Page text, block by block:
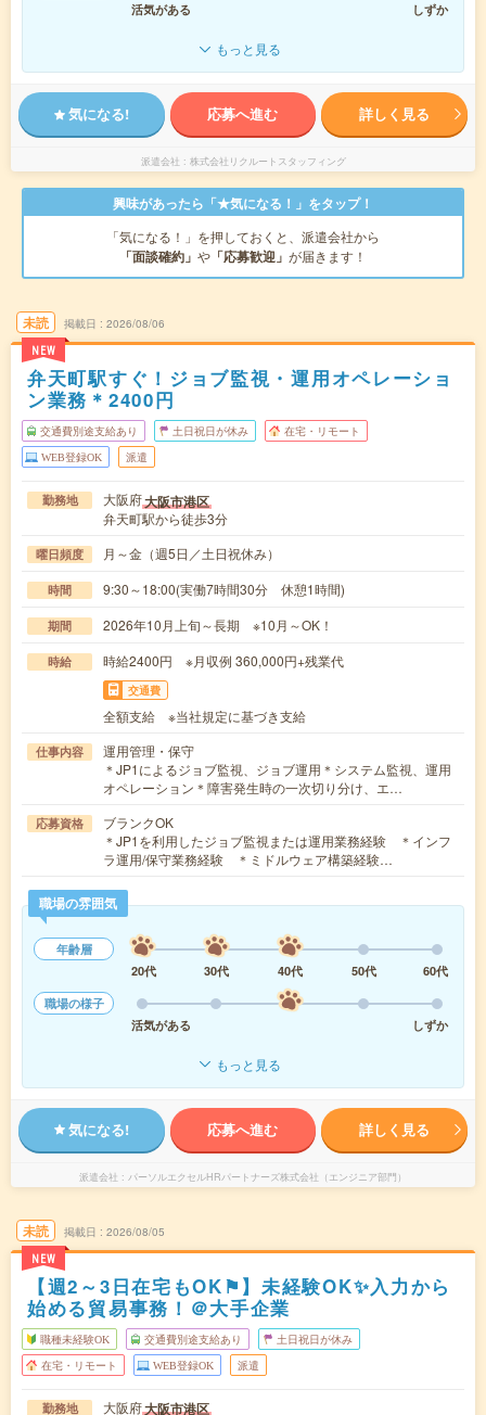
活気がある
しずか
もっと見る
気になる! 応募へ進む 詳しく見る
派遣会社 株式会社リクルートスタッフィング
興味があったら「★気になる！」をタップ！
「気になる！」を押しておくと、派遣会社から
「面談確約」 や 「応募歓迎」 が届きます！
未読
NEW
掲載日 2026/08/06
弁天町駅すぐ！ジョブ監視・運用オペレーショ
ン業務＊2400円
交通費別途支給あり 土日祝日が休み 在宅・リモート
WEB登録OK 派遣
勤務地 大阪府大阪市港区
弁天町駅から徒歩3分
曜日頻度 月～金（週5日／土日祝休み）
時間 9:30～18:00(実働7時間30分 休憩1時間)
期間 2026年10月上旬～長期 ※10月～OK！
時給 時給2400円 ※月収例 360,000円+残業代
交通費
全額支給 ※当社規定に基づき支給
仕事内容
運用管理・保守
＊JP1によるジョブ監視、ジョブ運用＊システム監視、運用
オペレーション＊障害発生時の一次切り分け、エ…
応募資格
ブランクOK
＊JP1を利用したジョブ監視または運用業務経験 ＊インフ
ラ運用/保守業務経験 ＊ミドルウェア構築経験…
職場の雰囲気
年齢層
20代
30代 40代 50代
60代
職場の様子
活気がある
しずか
もっと見る
気になる! 応募へ進む 詳しく見る
派遣会社 パーソルエクセルHRパートナーズ株式会社（エンジニア部門）
未読
NEW
掲載日 2026/08/05
【週2～3日在宅もOK⚑】未経験OK✨入力から
始める貿易事務！＠大手企業
職種未経験OK 交通費別途支給あり 土日祝日が休み
在宅・リモート WEB登録OK 派遣
勤務地 大阪府大阪市港区